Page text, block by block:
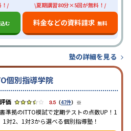
！/
む
\夏期講習80分×5回が無料！/
料金などの資料請求 無料
塾の詳細を見る
個別指導学院
3.5（47件） ※
準拠のITTO模試で定期テストの点数UP！1
1対2、1対3から選べる個別指導塾！